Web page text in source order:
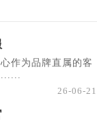
作为品牌直属的客
26-06-21